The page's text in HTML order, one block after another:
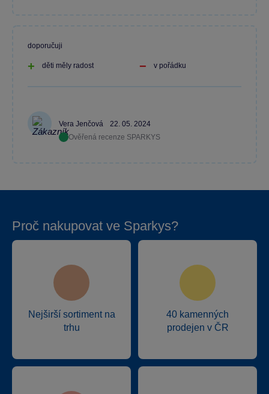
Vera Jenčová
22. 05. 2024
Ověřená recenze SPARKYS
doporučuji
děti měly radost v pořádku
Proč nakupovat ve Sparkys?
Nejširší sortiment na
trhu
40 kamenných
prodejen v ČR